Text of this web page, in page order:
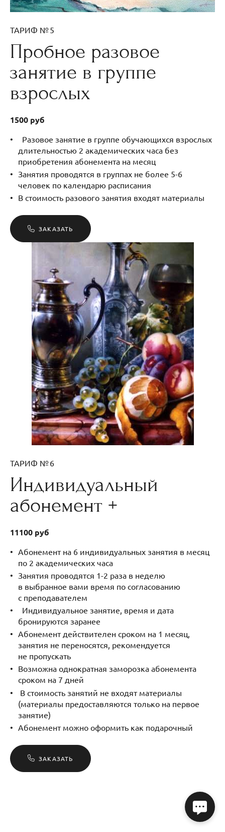
ТАРИФ № 5
Пробное разовое
занятие в группе
взрослых
1500 руб
Разовое занятие в группе обучающихся взрослых
длительностью 2 академических часа без
приобретения абонемента на месяц
Занятия проводятся в группах не более 5-6
человек по календарю расписания
В стоимость разового занятия входят материалы
ЗАКАЗАТЬ
ТАРИФ № 6
Индивидуальный
абонемент +
11100 руб
Абонемент на 6 индивидуальных занятия в месяц
по 2 академических часа
Занятия проводятся 1-2 раза в неделю
в выбранное вами время по согласованию
с преподавателем
Индивидуальное занятие, время и дата
бронируются заранее
Абонемент действителен сроком на 1 месяц,
занятия не переносятся, рекомендуется
не пропускать
Возможна однократная заморозка абонемента
сроком на 7 дней
В стоимость занятий не входят материалы
(материалы предоставляются только на первое
занятие)
Абонемент можно оформить как подарочный
ЗАКАЗАТЬ